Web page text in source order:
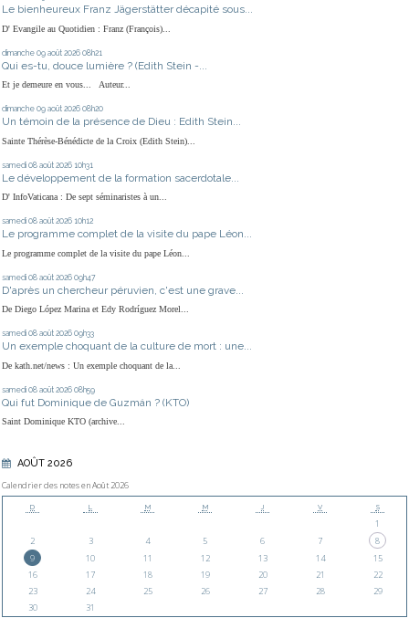
Le bienheureux Franz Jägerstätter décapité sous...
D' Evangile au Quotidien : Franz (François)...
dimanche 09 août 2026 08h21
Qui es-tu, douce lumière ? (Edith Stein -...
Et je demeure en vous... Auteur...
dimanche 09 août 2026 08h20
Un témoin de la présence de Dieu : Edith Stein...
Sainte Thérèse-Bénédicte de la Croix (Edith Stein)...
samedi 08 août 2026 10h31
Le développement de la formation sacerdotale...
D' InfoVaticana : De sept séminaristes à un...
samedi 08 août 2026 10h12
Le programme complet de la visite du pape Léon...
Le programme complet de la visite du pape Léon...
samedi 08 août 2026 09h47
D'après un chercheur péruvien, c'est une grave...
De Diego López Marina et Edy Rodríguez Morel...
samedi 08 août 2026 09h33
Un exemple choquant de la culture de mort : une...
De kath.net/news : Un exemple choquant de la...
samedi 08 août 2026 08h59
Qui fut Dominique de Guzmán ? (KTO)
Saint Dominique KTO (archive...
AOÛT 2026
Calendrier des notes en Août 2026
D L M M J V S
1
2
3 4 5 6 7
8
9
10 11 12 13 14
15
16
17 18 19 20 21
22
23
24 25 26 27 28
29
30
31